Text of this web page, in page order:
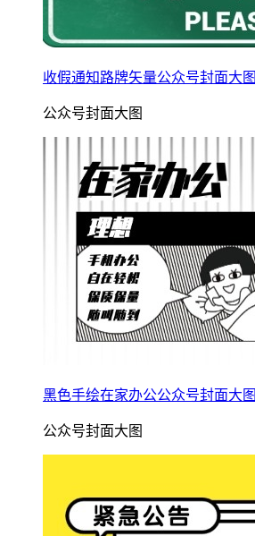
收假通知路牌矢量公众号封面大图
公众号封面大图
黑色手绘在家办公公众号封面大图
公众号封面大图